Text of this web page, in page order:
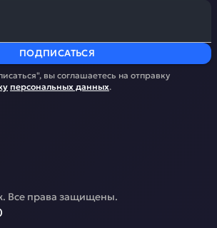
ПОДПИСАТЬСЯ
вы соглашаетесь на отправку
персональных данных.
. Все права защищены.